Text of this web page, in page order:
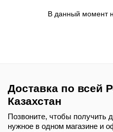
В данный момент
Доставка по всей
Казахстан
Позвоните, чтобы получить
нужное в одном магазине и